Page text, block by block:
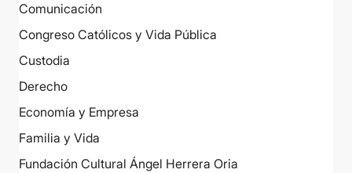
Comunicación
Congreso Católicos y Vida Pública
Custodia
Derecho
Economía y Empresa
Familia y Vida
Fundación Cultural Ángel Herrera Oria